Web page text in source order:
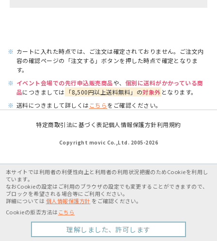
※ カートに入れた時点では、ご注文は確定されておりません。ご注文内
容の確認ページの「注文する」ボタンを押した時点で確定となりま
す。
※ イベント会場での先行申込販売商品や、 個別に送料がかかっている商
品につきましては 「8,500円以上送料無料」の対象外 となります。
※ 送料につきまして詳しくはこちらをご確認ください。
特定商取引法に基づく表記個人情報保護方針利用規約
Copyright movic Co.,Ltd. 2005-2026
本サイトでは利用者の利便性向上と利用者の利用状況把握のためCookieを利用し
ています。
なおCookieの設定はご利用のブラウザの設定でも変更することができますので、
ブロックを希望される場合等にご利用ください。
詳細については 個人情報保護方針 をご確認ください。
Cookieの拒否方法は こちら
理解しました、許可します